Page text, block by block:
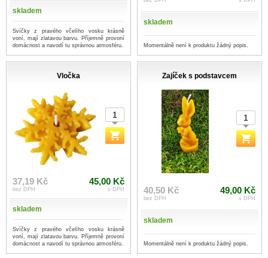
skladem
Svíčky z pravého včelího vosku krásně
voní, mají zlatavou barvu. Příjemně provoní
domácnost a navodí tu správnou atmosféru.
skladem
Momentálně není k produktu žádný popis.
Vločka
37,19 Kč
bez DPH
45,00 Kč
s DPH
skladem
Svíčky z pravého včelího vosku krásně
voní, mají zlatavou barvu. Příjemně provoní
domácnost a navodí tu správnou atmosféru.
Zajíček s podstavcem
40,50 Kč
bez DPH
49,00 Kč
s DPH
skladem
Momentálně není k produktu žádný popis.